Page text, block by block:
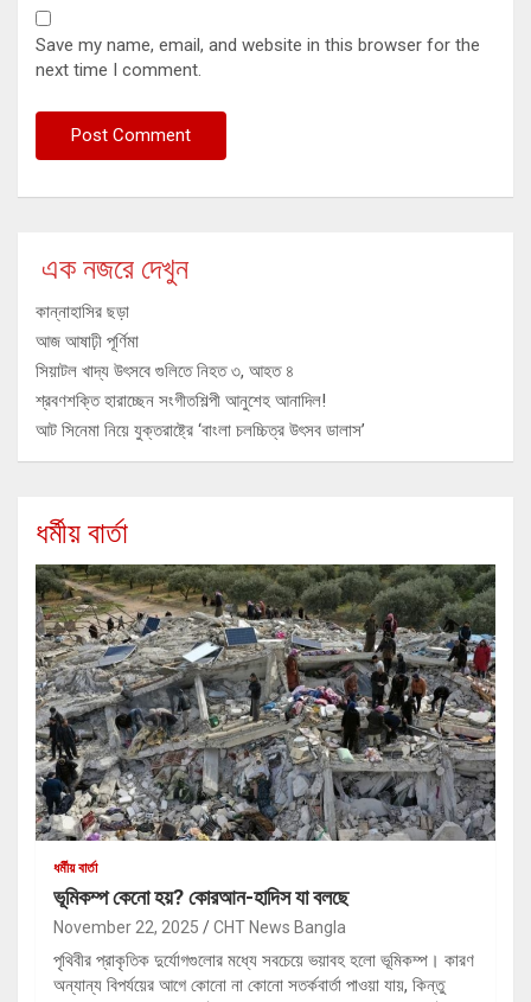
Save my name, email, and website in this browser for the
next time I comment.
এক নজরে দেখুন
কান্নাহাসির ছড়া
আজ আষাঢ়ী পূর্ণিমা
সিয়াটল খাদ্য উৎসবে গুলিতে নিহত ৩, আহত ৪
শ্রবণশক্তি হারাচ্ছেন সংগীতশিল্পী আনুশেহ আনাদিল!
আট সিনেমা নিয়ে যুক্তরাষ্ট্রে ‘বাংলা চলচ্চিত্র উৎসব ডালাস’
ধর্মীয় বার্তা
ধর্মীয় বার্তা
ভূমিকম্প কেনো হয়? কোরআন-হাদিস যা বলছে
November 22, 2025 CHT News Bangla
পৃথিবীর প্রাকৃতিক দুর্যোগগুলোর মধ্যে সবচেয়ে ভয়াবহ হলো ভূমিকম্প। কারণ
অন্যান্য বিপর্যয়ের আগে কোনো না কোনো সতর্কবার্তা পাওয়া যায়, কিন্তু